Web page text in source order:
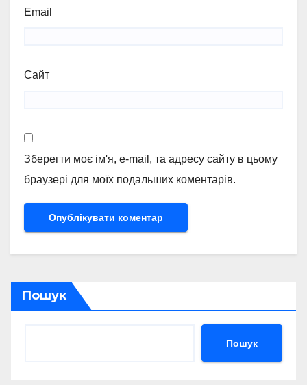
Email
Сайт
Зберегти моє ім'я, e-mail, та адресу сайту в цьому
браузері для моїх подальших коментарів.
Пошук
Пошук